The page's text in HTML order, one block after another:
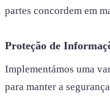
partes concordem em
Proteção de
Implementámos uma
para manter a